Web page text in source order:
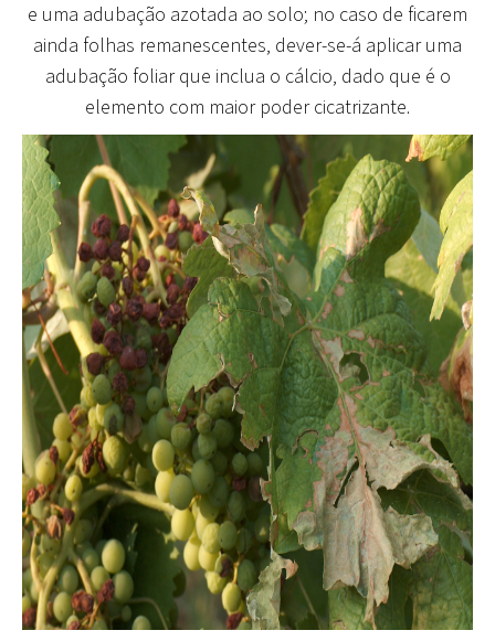
e uma adubação azotada ao solo; no caso de ficarem
ainda folhas remanescentes, dever-se-á aplicar uma
adubação foliar que inclua o cálcio, dado que é o
elemento com maior poder cicatrizante.